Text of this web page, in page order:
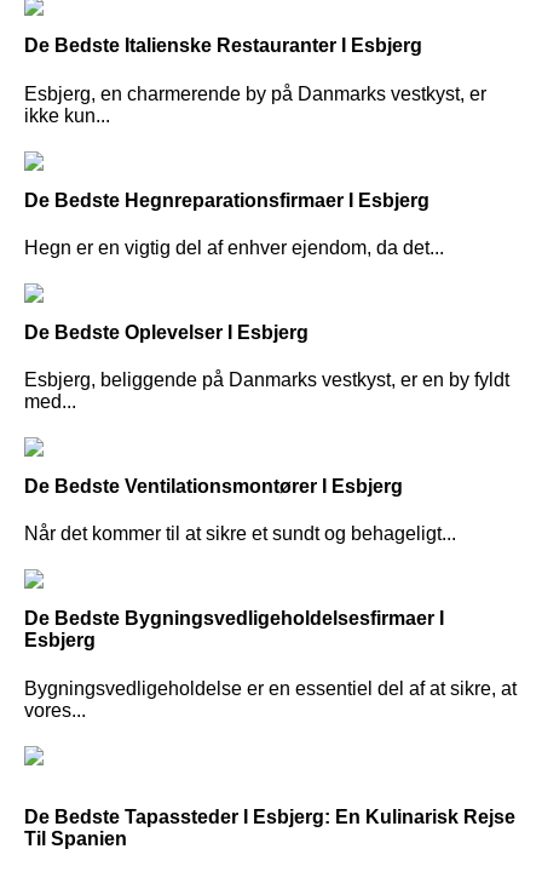
De Bedste Italienske Restauranter I Esbjerg
Esbjerg, en charmerende by på Danmarks vestkyst, er
ikke kun...
De Bedste Hegnreparationsfirmaer I Esbjerg
Hegn er en vigtig del af enhver ejendom, da det...
De Bedste Oplevelser I Esbjerg
Esbjerg, beliggende på Danmarks vestkyst, er en by fyldt
med...
De Bedste Ventilationsmontører I Esbjerg
Når det kommer til at sikre et sundt og behageligt...
De Bedste Bygningsvedligeholdelsesfirmaer I
Esbjerg
Bygningsvedligeholdelse er en essentiel del af at sikre, at
vores...
De Bedste Tapassteder I Esbjerg: En Kulinarisk Rejse
Til Spanien